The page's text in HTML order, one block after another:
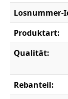
Losnummer-
Produktart:
Qualität:
Rebanteil: